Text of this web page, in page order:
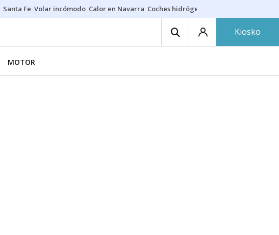
Santa Fe Volar incómodo Calor en Navarra Coches hidrógeno
Kiosko
MOTOR